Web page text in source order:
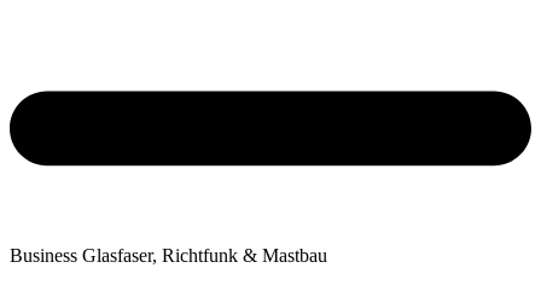
Business Glasfaser, Richtfunk & Mastbau